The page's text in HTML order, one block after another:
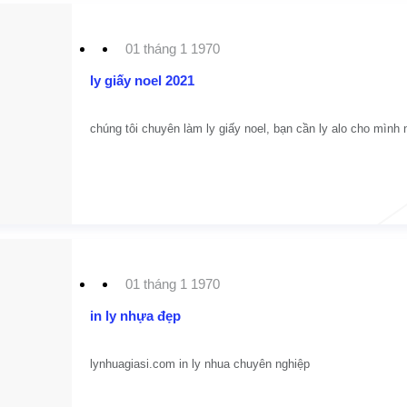
01 tháng 1 1970
ly giấy noel 2021
chúng tôi chuyên làm ly giấy noel, bạn cần ly alo cho mình
01 tháng 1 1970
in ly nhựa đẹp
lynhuagiasi.com in ly nhua chuyên nghiệp